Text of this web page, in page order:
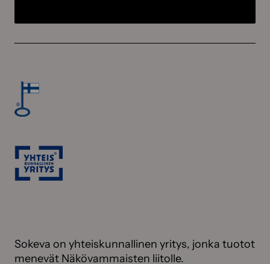
Sokeva on yhteiskunnallinen yritys, jonka tuotot
menevät Näkövammaisten liitolle.